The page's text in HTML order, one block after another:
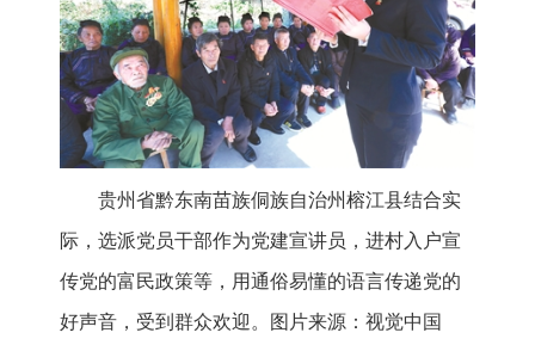
贵州省黔东南苗族侗族自治州榕江县结合实
际，选派党员干部作为党建宣讲员，进村入户宣
传党的富民政策等，用通俗易懂的语言传递党的
好声音，受到群众欢迎。图片来源：视觉中国